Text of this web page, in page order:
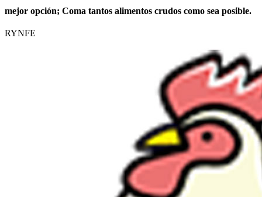
mejor opción; Coma tantos alimentos crudos como sea posible.
RYNFE